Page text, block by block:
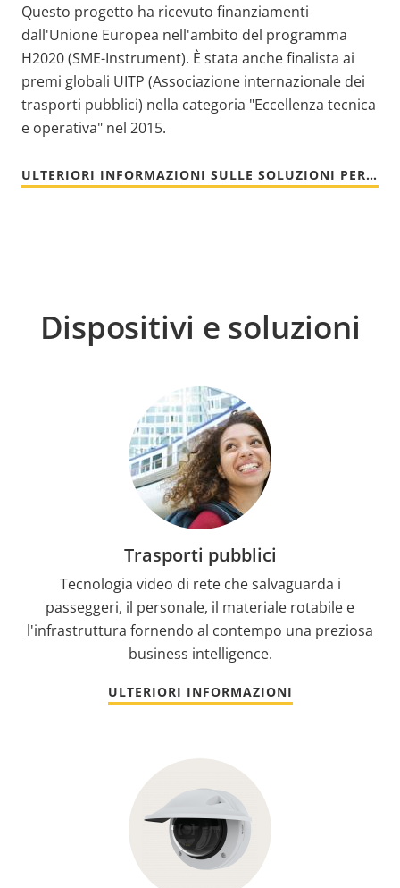
Questo progetto ha ricevuto finanziamenti
dall'Unione Europea nell'ambito del programma
H2020 (SME-Instrument). È stata anche finalista ai
premi globali UITP (Associazione internazionale dei
trasporti pubblici) nella categoria "Eccellenza tecnica
e operativa" nel 2015.
ULTERIORI INFORMAZIONI SULLE SOLUZIONI PER IL TRASPORTO PUBBLICO
Dispositivi e soluzioni
Trasporti pubblici
Tecnologia video di rete che salvaguarda i
passeggeri, il personale, il materiale rotabile e
l'infrastruttura fornendo al contempo una preziosa
business intelligence.
ULTERIORI INFORMAZIONI